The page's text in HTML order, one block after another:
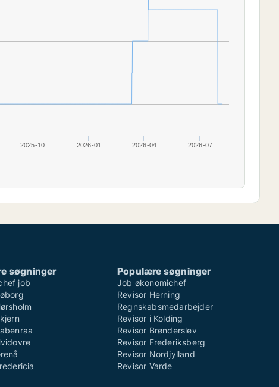
2025-10 2026-01 2026-04 2026-07
søgninger
job
Populære søgninger
Job økonomichef
Revisor Herning
Regnskabsmedarbejder
Revisor i Kolding
Revisor Brønderslev
Revisor Frederiksberg
Revisor Nordjylland
Revisor Varde